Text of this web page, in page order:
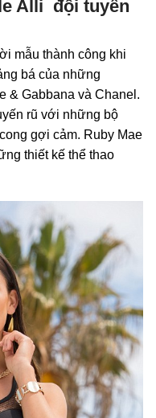
Alli đội tuyển
mẫu thành công khi
bá của những
& Gabbana và Chanel.
rũ với những bộ
gợi cảm. Ruby Mae
thiết kế thể thao